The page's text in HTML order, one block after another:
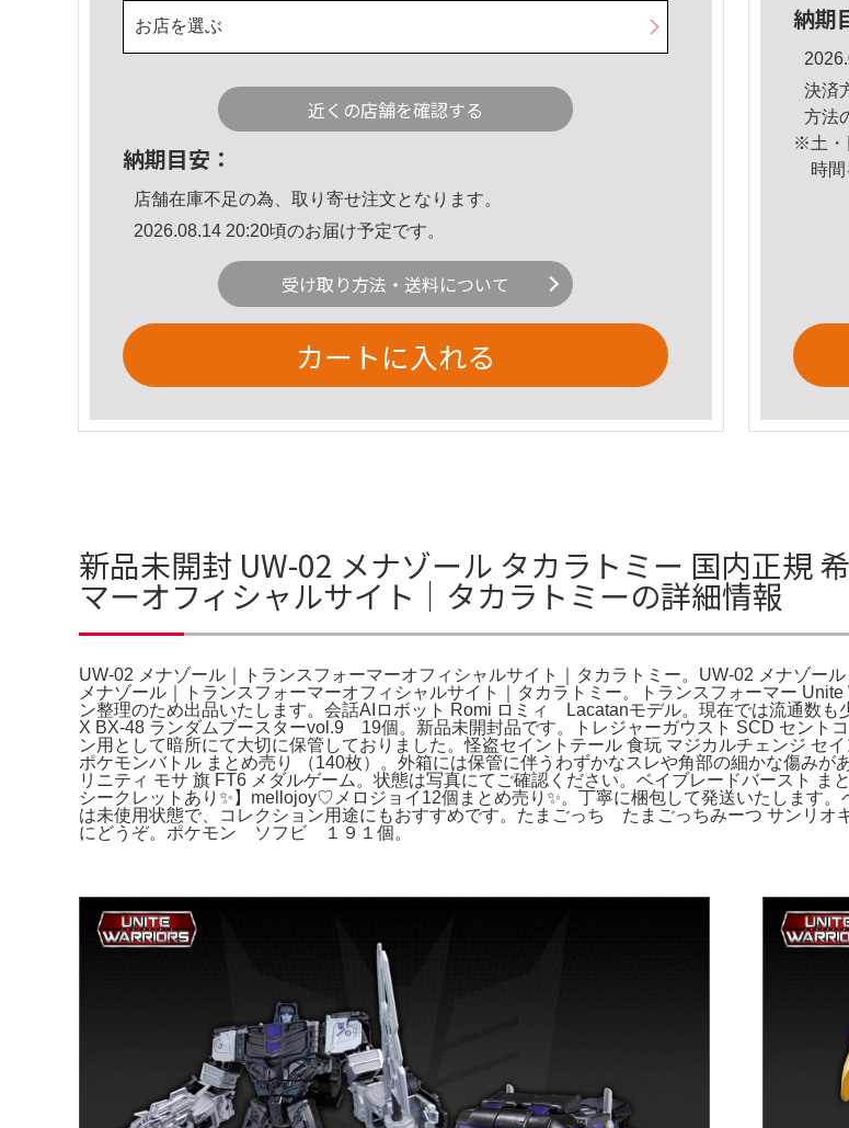
お店を選ぶ
近くの店舗を確認する
納期目安：
店舗在庫不足の為、取り寄せ注文となります。
2026.08.14 20:20頃のお届け予定です。
受け取り方法・送料について
カートに入れる
納期
決済
方法
※土・
時間
新品未開封 UW-02 メナゾール タカラトミー 国内正規
マーオフィシャルサイト｜タカラトミーの詳細情報
UW-02 メナゾール｜トランスフォーマーオフィシャルサイト｜タカラトミー。UW-02 メナゾー
メナゾール｜トランスフォーマーオフィシャルサイト｜タカラトミー。トランスフォーマー
ン整理のため出品いたします。会話AIロボット Romi ロミィ Lacatanモデル。現在では流通数
X BX-48 ランダムブースターvol.9 19個。新品未開封品です。トレジャーガウスト SCD セント
ン用として暗所にて大切に保管しておりました。怪盗セイントテール 食玩 マジカルチェンジ セ
ポケモンバトル まとめ売り （140枚）。外箱には保管に伴うわずかなスレや角部の細かな傷み
リニティ モサ 旗 FT6 メダルゲーム。状態は写真にてご確認ください。ベイブレードバースト
シークレットあり✨】mellojoy♡メロジョイ12個まとめ売り✨。丁寧に梱包して発送いたします
は未使用状態で、コレクション用途にもおすすめです。たまごっち たまごっちみーつ サンリ
にどうぞ。ポケモン ソフビ １９１個。